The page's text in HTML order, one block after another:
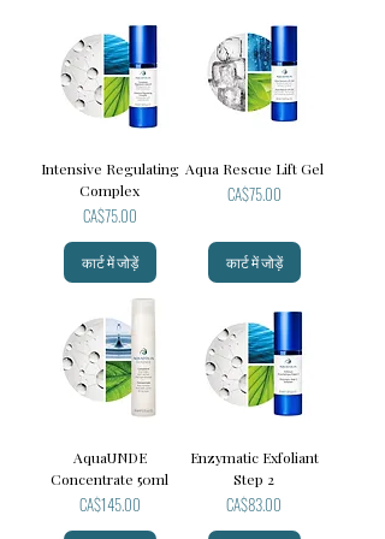
Intensive Regulating
Complex
मूल्य
CA$75.00
कार्ट में जोड़ें
Aqua Rescue Lift Gel
मूल्य
CA$75.00
कार्ट में जोड़ें
AquaUNDE
Concentrate 50ml
मूल्य
CA$145.00
Enzymatic Exfoliant
Step 2
मूल्य
CA$83.00